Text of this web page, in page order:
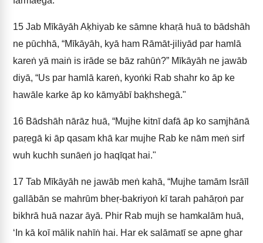
15 Jab Mīkāyāh Aḳhiyab ke sāmne khaṛā huā to bādshāh
ne pūchhā, “Mīkāyāh, kyā ham Rāmāt-jiliyād par hamlā
kareṅ yā maiṅ is irāde se bāz rahūṅ?” Mīkāyāh ne jawāb
diyā, “Us par hamlā kareṅ, kyoṅki Rab shahr ko āp ke
hawāle karke āp ko kāmyābī baḳhshegā."
16 Bādshāh nārāz huā, “Mujhe kitnī dafā āp ko samjhānā
paṛegā ki āp qasam khā kar mujhe Rab ke nām meṅ sirf
wuh kuchh sunāeṅ jo haqīqat hai."
17 Tab Mīkāyāh ne jawāb meṅ kahā, “Mujhe tamām Isrāīl
gallābān se mahrūm bheṛ-bakriyoṅ kī tarah pahāṛoṅ par
bikhrā huā nazar āyā. Phir Rab mujh se hamkalām huā,
‘In kā koī mālik nahīṅ hai. Har ek salāmatī se apne ghar